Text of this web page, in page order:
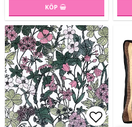
KÖP